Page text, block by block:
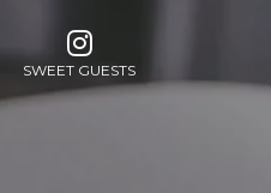
SWEET GUESTS